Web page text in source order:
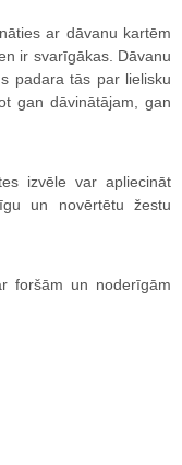
ar dāvanu kartēm
ir svarīgākas. Dāvanu
padara tās par lielisku
gan dāvinātājam, gan
izvēle var apliecināt
un novērtētu žestu
foršām un noderīgām